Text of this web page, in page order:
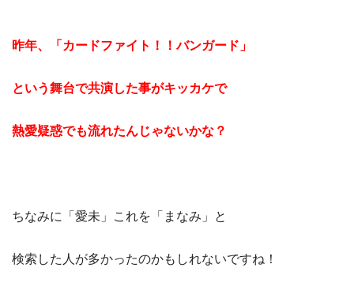
昨年、「カードファイト！！バンガード」
という舞台で共演した事がキッカケで
熱愛疑惑でも流れたんじゃないかな？
ちなみに「愛未」これを「まなみ」と
検索した人が多かったのかもしれないですね！